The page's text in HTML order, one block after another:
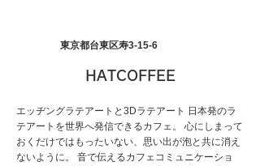
東京都台東区寿3-15-6
HATCOFFEE
エッヂングラテアートと3Dラテアート 日本発のラ
テアートを世界へ発信できるカフェ。 心にしまって
おくだけではもったいない、思い出が泡と共に消え
ないように。 音で伝えるカフェコミュニケーショ